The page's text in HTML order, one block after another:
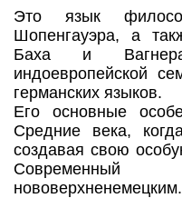
Это язык
Шопенгауэра, а
Баха и
индоевропейской
германских языков.
Его основные
Средние века,
создавая свою
Современный
нововерхненемецким.